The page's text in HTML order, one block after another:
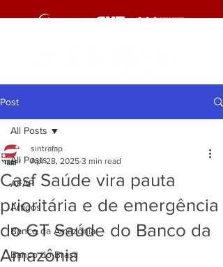
Post
All Posts
AFAP
Artigos
Banco da Amazônia
Banco do Brasil
All Posts
Casf Saúde vira pauta
prioritária e de emergência
do GT Saúde do Banco da
Amazônia
sintrafap
Apr 28, 2025 3 min read